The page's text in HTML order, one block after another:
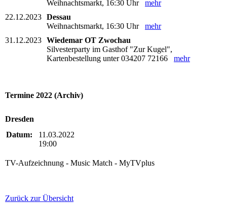
Weihnachtsmarkt, 16:30 Uhr mehr
22.12.2023 Dessau
Weihnachtsmarkt, 16:30 Uhr mehr
31.12.2023 Wiedemar OT Zwochau
Silvesterparty im Gasthof "Zur Kugel",
Kartenbestellung unter 034207 72166 mehr
Termine 2022 (Archiv)
Dresden
Datum:
11.03.2022
19:00
TV-Aufzeichnung - Music Match - MyTVplus
Zurück zur Übersicht